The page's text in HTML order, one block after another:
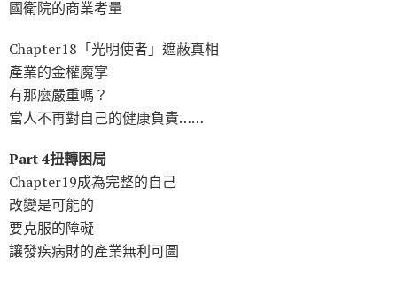
國衛院的商業考量
Chapter18「光明使者」遮蔽真相
產業的金權魔掌
有那麼嚴重嗎？
當人不再對自己的健康負責……
Part 4扭轉困局
Chapter19成為完整的自己
改變是可能的
要克服的障礙
讓發疾病財的產業無利可圖